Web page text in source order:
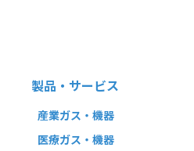
製品・サービス
産業ガス・機器
医療ガス・機器